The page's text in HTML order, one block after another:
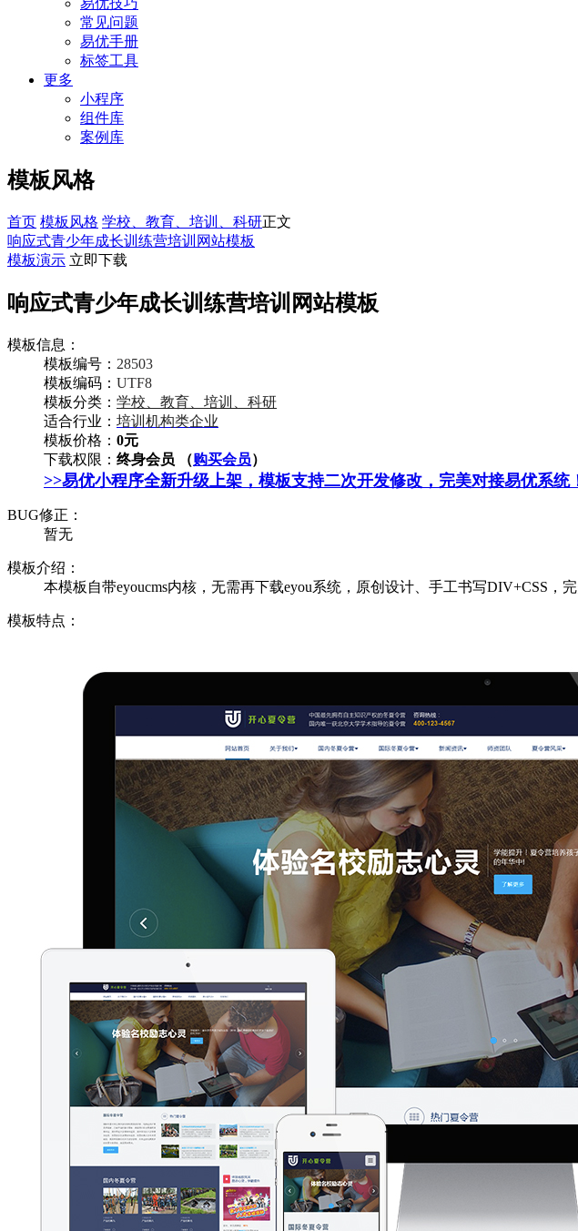
易优技巧
常见问题
易优手册
标签工具
更多
小程序
组件库
案例库
模板风格
首页 模板风格 学校、教育、培训、科研正文
响应式青少年成长训练营培训网站模板
模板演示 立即下载
响应式青少年成长训练营培训网站模板
模板信息：
模板编号： 28503
模板编码： UTF8
模板分类： 学校、教育、培训、科研
适合行业： 培训机构类企业
模板价格： 0元
下载权限： 终身会员 （购买会员）
>>易优小程序全新升级上架，模板支持二次开发修改，完美对接易优系统
BUG修正：
暂无
模板介绍：
本模板自带eyoucms内核，无需再下载eyou系统，原创设计、手工书写DIV+CSS，
模板特点：